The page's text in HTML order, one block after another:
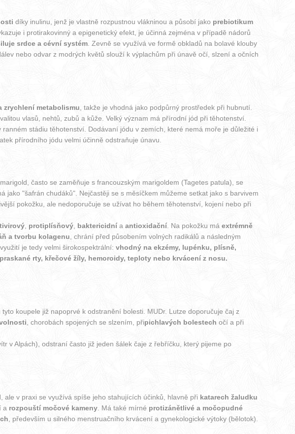
díky inulinu, jenž je vlastně rozpustnou vlákninou a působí jako prebiotikum
i protirakovinný a epigenetický efekt, je účinná zejména v případě nádorů
srdce a cévní systém. Zevně se využívá ve formě obkladů na bolavé klouby
nebo odvar z modrých květů slouží k výplachům při únavě očí, slzení a očních
zrychlení metabolismu, takže je vhodná jako podpůrný prostředek při hubnutí.
vlasů, nehtů, zubů a kůže. Velký význam má přírodní jód při těhotenství.
stádiu těhotenství. Dodávaní jódu v zemích, které nemá moře je důležité i
přírodního jódu velmi účinně odstraňuje únavu.
často se zaměňuje s francouzským marigoldem (Tagetes patula), se
"šafrán chudáků". Nejčastěji se s měsíčkem můžeme setkat jako s barvivem
pokožku, ale nedoporučuje se užívat ho během těhotenství, kojení nebo při
, protiplísňový, baktericidní a antioxidační. Na pokožku má extrémně
a tvorbu kolagenu, chrání před působením volných radikálů a následným
je tedy velmi širokospektrální: vhodný na ekzémy, lupénku, plísně,
rty, křečové žíly, hemoroidy, teploty nebo krvácení z nosu.
koupele již napoprvé k odstranění bolesti. MUDr. Lutze doporučuje čaj z
, chorobách spojených se slzením, připichlavých bolestech očí a při
v Alpách), odstraní často již jeden šálek čaje z řebříčku, který pijeme po
ale v praxi se využívá spíše jeho stahujících účinků, hlavně při katarech žaludku
a rozpouští močové kameny. Má také mírné protizánětlivé a močopudné
, především u silného menstruačního krvácení a gynekologické výtoky (bělotok).